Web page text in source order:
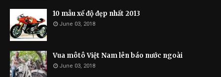
10 mẫu xế độ đẹp nhất 2013
June 03, 2018
Vua môtô Việt Nam lên báo nước ngoài
June 03, 2018